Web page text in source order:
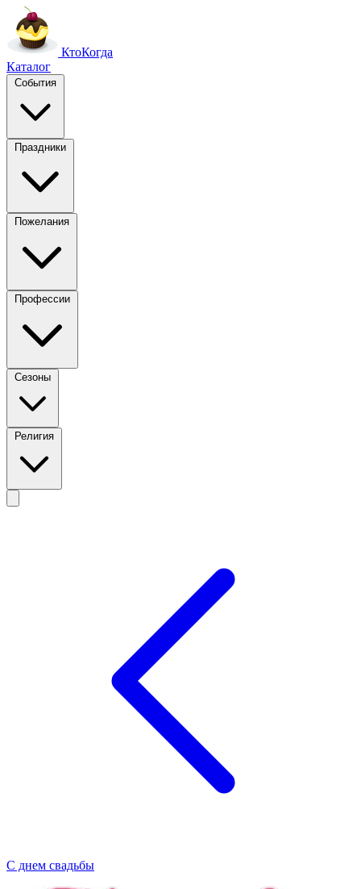
КтоКогда
Каталог
События
Праздники
Пожелания
Профессии
Сезоны
Религия
С днем свадьбы